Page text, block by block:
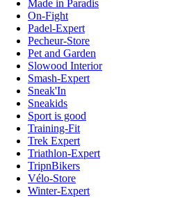
Made in Paradis
On-Fight
Padel-Expert
Pecheur-Store
Pet and Garden
Slowood Interior
Smash-Expert
Sneak'In
Sneakids
Sport is good
Training-Fit
Trek Expert
Triathlon-Expert
TripnBikers
Vélo-Store
Winter-Expert